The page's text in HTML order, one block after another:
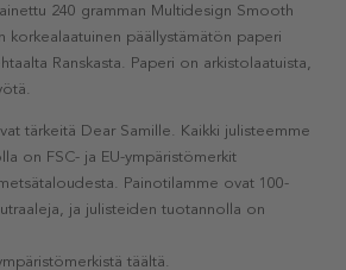
240 gramman Multidesign Smooth
korkealaatuinen päällystämätön paperi
Ranskasta. Paperi on arkistolaatuista,
tärkeitä Dear Samille. Kaikki julisteemme
on FSC- ja EU-ympäristömerkit
Painotilamme ovat 100-
ja julisteiden tuotannolla on
täältä.